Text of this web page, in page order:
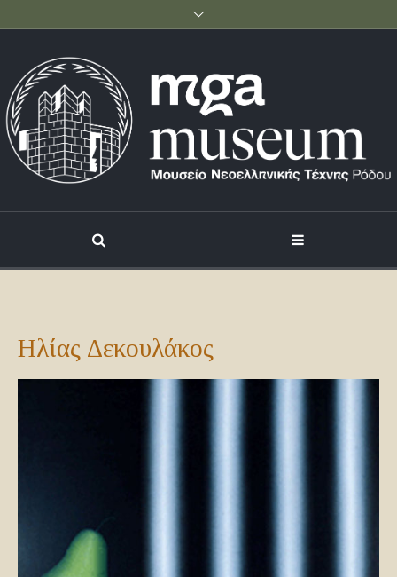
Ηλίας Δεκουλάκος